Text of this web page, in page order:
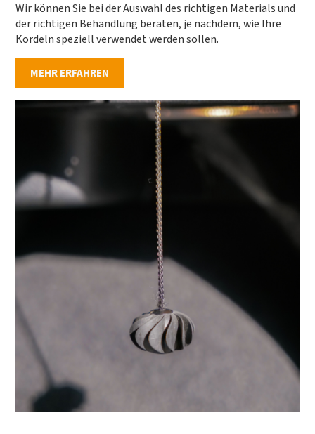
Wir können Sie bei der Auswahl des richtigen Materials und
der richtigen Behandlung beraten, je nachdem, wie Ihre
Kordeln speziell verwendet werden sollen.
MEHR ERFAHREN